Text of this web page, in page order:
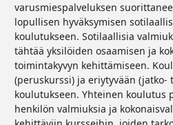
varusmiespalveluksen
lopullisen hyväksymisen
koulutukseen. Sotilaallisia
tähtää yksilöiden osaamisen ja
toimintakyvyn kehittämiseen.
(peruskurssi) ja eriytyvään (jatko-
koulutukseen. Yhteinen koulutus
henkilön valmiuksia ja